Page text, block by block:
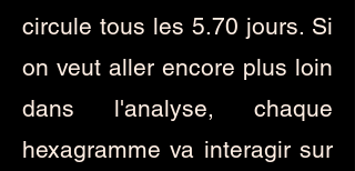
circule tous les 5.70 jours. Si
on veut aller encore plus loin
dans l'analyse, chaque
hexagramme va interagir sur